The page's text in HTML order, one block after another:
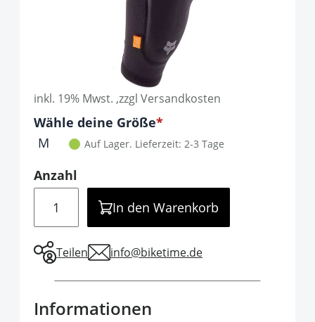
inkl. 19% Mwst. ,zzgl Versandkosten
Optionen
Wähle deine Größe
It is required to select one of the available
M Auf Lager. Lieferzeit: 2-3 Tage
Anzahl
In den Warenkorb
Teilen info@biketime.de
Informationen